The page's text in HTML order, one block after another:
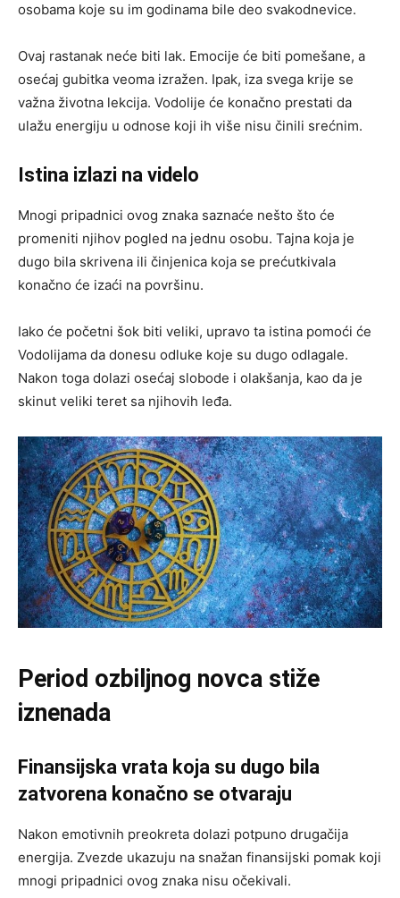
osobama koje su im godinama bile deo svakodnevice.
Ovaj rastanak neće biti lak. Emocije će biti pomešane, a
osećaj gubitka veoma izražen. Ipak, iza svega krije se
važna životna lekcija. Vodolije će konačno prestati da
ulažu energiju u odnose koji ih više nisu činili srećnim.
Istina izlazi na videlo
Mnogi pripadnici ovog znaka saznaće nešto što će
promeniti njihov pogled na jednu osobu. Tajna koja je
dugo bila skrivena ili činjenica koja se prećutkivala
konačno će izaći na površinu.
Iako će početni šok biti veliki, upravo ta istina pomoći će
Vodolijama da donesu odluke koje su dugo odlagale.
Nakon toga dolazi osećaj slobode i olakšanja, kao da je
skinut veliki teret sa njihovih leđa.
Period ozbiljnog novca stiže
iznenada
Finansijska vrata koja su dugo bila
zatvorena konačno se otvaraju
Nakon emotivnih preokreta dolazi potpuno drugačija
energija. Zvezde ukazuju na snažan finansijski pomak koji
mnogi pripadnici ovog znaka nisu očekivali.